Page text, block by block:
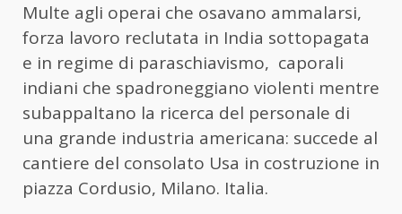
Multe agli operai che osavano ammalarsi,
forza lavoro reclutata in India sottopagata
e in regime di paraschiavismo, caporali
indiani che spadroneggiano violenti mentre
subappaltano la ricerca del personale di
una grande industria americana: succede al
cantiere del consolato Usa in costruzione in
piazza Cordusio, Milano. Italia.